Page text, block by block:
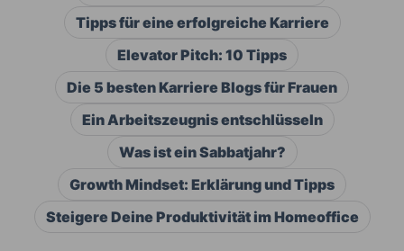
Tipps für eine erfolgreiche Karriere
Elevator Pitch: 10 Tipps
Die 5 besten Karriere Blogs für Frauen
Ein Arbeitszeugnis entschlüsseln
Was ist ein Sabbatjahr?
Growth Mindset: Erklärung und Tipps
Steigere Deine Produktivität im Homeoffice